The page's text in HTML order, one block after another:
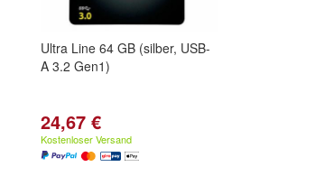
Ultra Line 64 GB (silber, USB-
A 3.2 Gen1)
24,67 €
Kostenloser Versand